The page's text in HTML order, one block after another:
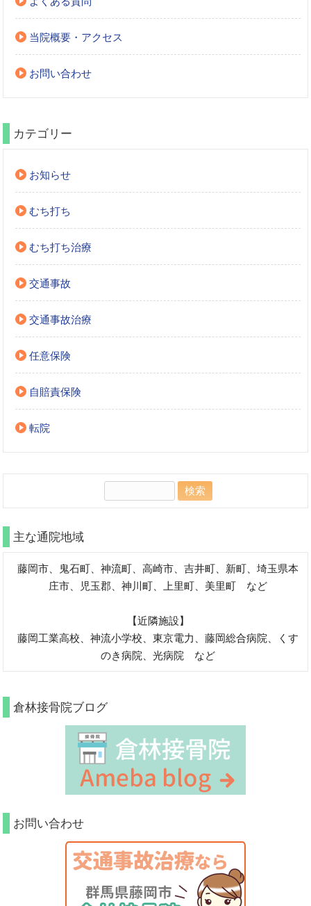
当院概要・アクセス
お問い合わせ
カテゴリー
お知らせ
むち打ち
むち打ち治療
交通事故
交通事故治療
任意保険
自賠責保険
転院
主な通院地域
藤岡市、鬼石町、神流町、高崎市、吉井町、新町、埼玉県本
庄市、児玉郡、神川町、上里町、美里町 など
【近隣施設】
藤岡工業高校、神流小学校、東京電力、藤岡総合病院、くす
のき病院、光病院 など
倉林接骨院ブログ
お問い合わせ